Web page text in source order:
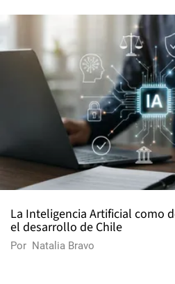
La Inteligencia Artificial como
el desarrollo de Chile
Por Natalia Bravo